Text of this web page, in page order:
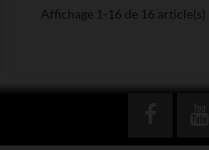
Affichage 1-16 de 16 article(s)